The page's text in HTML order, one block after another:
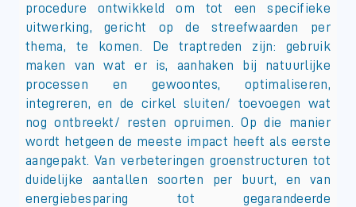
procedure ontwikkeld om tot een specifieke
uitwerking, gericht op de streefwaarden per
thema, te komen. De traptreden zijn: gebruik
maken van wat er is, aanhaken bij natuurlijke
processen en gewoontes, optimaliseren,
integreren, en de cirkel sluiten/ toevoegen wat
nog ontbreekt/ resten opruimen. Op die manier
wordt hetgeen de meeste impact heeft als eerste
aangepakt. Van verbeteringen groenstructuren tot
duidelijke aantallen soorten per buurt, en van
energiebesparing tot gegarandeerde